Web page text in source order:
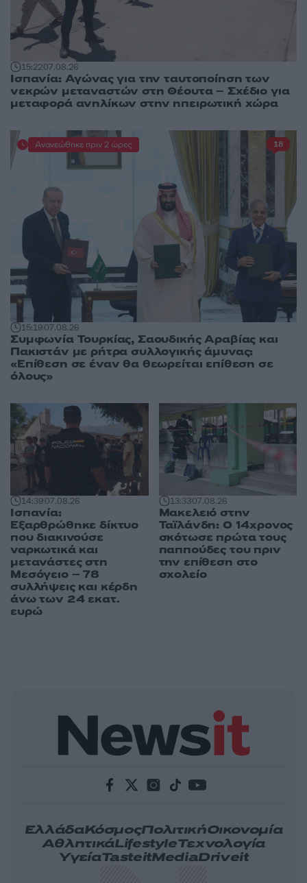
15:2207.08.26
Ισπανία: Αγώνας για την ταυτοποίηση των
νεκρών μεταναστών στη Θέουτα – Σχέδιο για
μεταφορά ανηλίκων στην ηπειρωτική χώρα
15:1907.08.26
Συμφωνία Τουρκίας, Σαουδικής Αραβίας και
Πακιστάν με ρήτρα συλλογικής άμυνας:
«Επίθεση σε έναν θα θεωρείται επίθεση σε
όλους»
Ανανεώθηκε πριν 2 ώρες 18
14:3907.08.26
Ισπανία:
Εξαρθρώθηκε δίκτυο
που διακινούσε
ναρκωτικά και
μετανάστες στη
Μεσόγειο – 78
συλλήψεις και κέρδη
άνω των 24 εκατ.
ευρώ
13:3307.08.26
Μακελειό στην
Ταϊλάνδη: Ο 14χρονος
σκότωσε πρώτα τους
παππούδες του πριν
την επίθεση στο
σχολείο
ΕλλάδαΚόσμοςΠολιτικήΟικονομία
ΑθλητικάLifestyleΤεχνολογία
ΥγείαTasteitMediaDriveit